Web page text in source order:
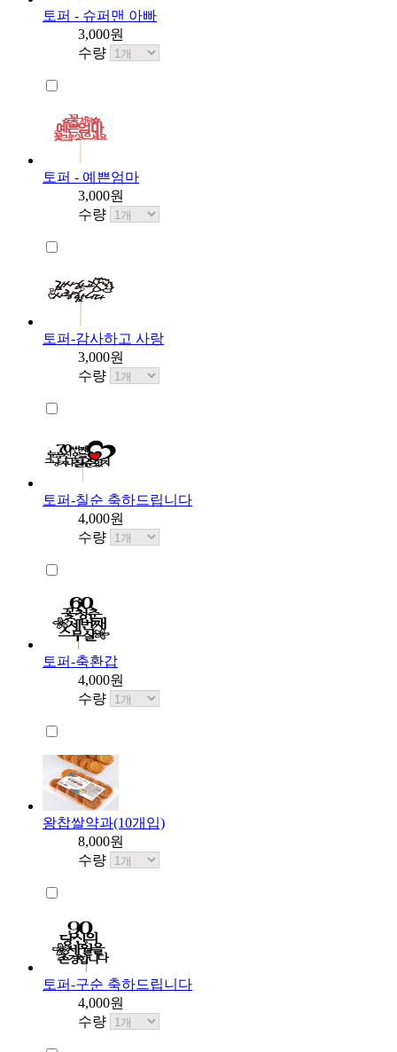
토퍼 - 슈퍼맨 아빠
3,000원
수량
토퍼 - 예쁜엄마
3,000원
수량
토퍼-감사하고 사랑
3,000원
수량
토퍼-칠순 축하드립니다
4,000원
수량
토퍼-축환갑
4,000원
수량
왕찹쌀약과(10개입)
8,000원
수량
토퍼-구순 축하드립니다
4,000원
수량